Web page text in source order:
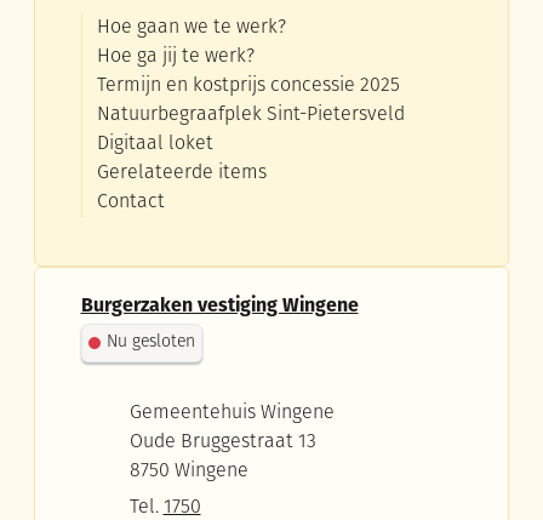
Hoe gaan we te werk?
Hoe ga jij te werk?
Termijn en kostprijs concessie 2025
Natuurbegraafplek Sint-Pietersveld
Digitaal loket
Gerelateerde items
Contact
Contact
Burgerzaken vestiging Wingene
Nu gesloten
Gemeentehuis Wingene
Oude Bruggestraat 13
,8750 Wingene
1750